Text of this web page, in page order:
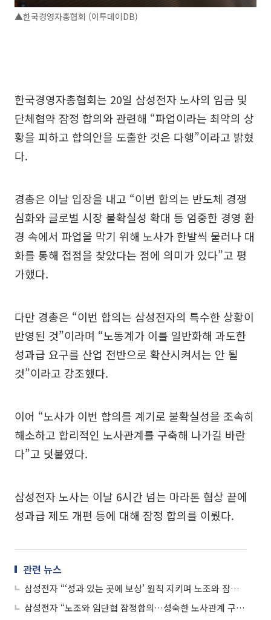
▲한국경영자총협회 (이투데이DB)
한국경영자총협회는 20일 삼성전자 노사의 임금 및
단체협약 잠정 합의와 관련해 “파업이라는 최악의 상
황을 피하고 합의안을 도출한 것은 다행”이라고 밝혔
다.
경총은 이날 입장을 내고 “이번 합의는 반도체 경쟁
심화와 글로벌 시장 불확실성 확대 등 엄중한 경영 환
경 속에서 파업을 막기 위해 노사가 한발씩 물러나 대
화를 통해 접점을 찾았다는 점에 의미가 있다”고 평
가했다.
다만 경총은 “이번 합의는 삼성전자의 특수한 상황이
반영된 것”이라며 “노동계가 이를 일반화해 과도한
성과급 요구를 산업 전반으로 확산시켜서는 안 될
것”이라고 강조했다.
이어 “노사가 이번 합의를 계기로 불확실성을 조속히
해소하고 합리적인 노사관계를 구축해 나가길 바란
다”고 덧붙였다.
삼성전자 노사는 이날 6시간 넘는 마라톤 협상 끝에
성과급 제도 개편 등에 대해 잠정 합의를 이뤘다.
관련 뉴스
삼성전자 “‘성과 있는 곳에 보상’ 원칙 지키며 노조와 잠정 합의”
삼성전자 “노조와 임단협 잠정합의…성숙한 노사관계 구축할 것”